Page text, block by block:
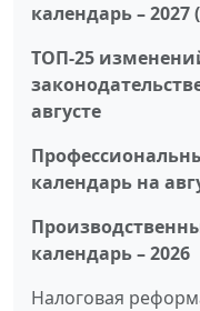
календарь – 2027
ТОП-25
августе
календарь на
календарь – 2026
Налоговая